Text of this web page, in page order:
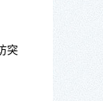
突